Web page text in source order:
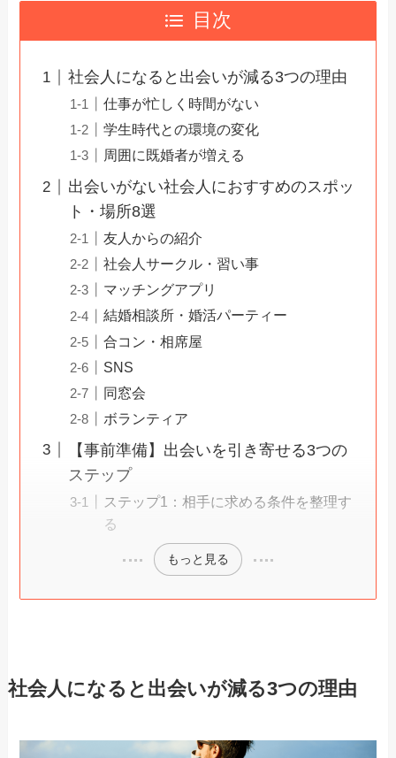
目次
社会人になると出会いが減る3つの理由
仕事が忙しく時間がない
学生時代との環境の変化
周囲に既婚者が増える
出会いがない社会人におすすめのスポッ
ト・場所8選
友人からの紹介
社会人サークル・習い事
マッチングアプリ
結婚相談所・婚活パーティー
合コン・相席屋
SNS
同窓会
ボランティア
【事前準備】出会いを引き寄せる3つの
ステップ
ステップ1：相手に求める条件を整理す
る
もっと見る
社会人になると出会いが減る3つの理由